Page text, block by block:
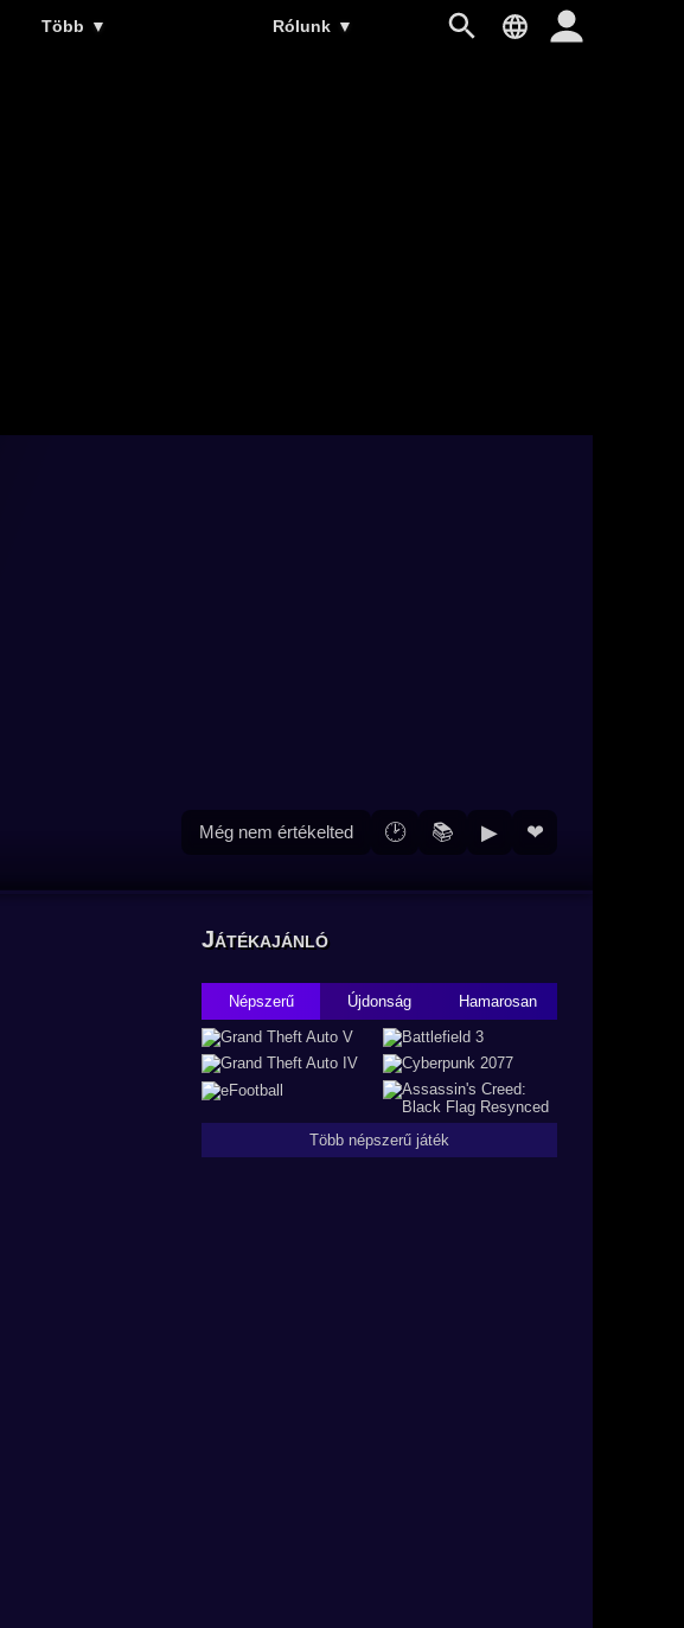
Több ▼ Rólunk ▼
Még nem értékelted 🕑 📚 ▶ ❤
Játékajánló
Népszerű Újdonság Hamarosan
Több népszerű játék